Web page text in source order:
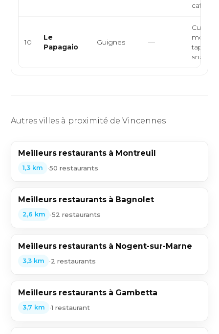
café
10
Le
Papagaio
Guignes —
Cuisine
tapas,
snack,
Autres villes à proximité de Vincennes
Meilleurs restaurants à Montreuil
1,3 km •50 restaurants
Meilleurs restaurants à Bagnolet
2,6 km •52 restaurants
Meilleurs restaurants à Nogent-sur-Marne
3,3 km •2 restaurants
Meilleurs restaurants à Gambetta
3,7 km •1 restaurant